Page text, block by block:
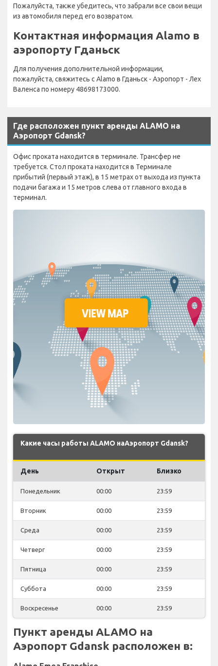
Пожалуйста, также убедитесь, что забрали все свои вещи
из автомобиля перед его возвратом.
Контактная информация Alamo в
аэропорту Гданьск
Для получения дополнительной информации,
пожалуйста, свяжитесь с Alamo в Гданьск - Аэропорт - Лех
Валенса по номеру 48698173000.
Где расположен пункт аренды ALAMO на
Аэропорт Gdansk?
Офис проката находится в терминале. Трансфер не
требуется. Стол проката находится в Терминале
прибытий (первый этаж), в 15 метрах от выхода из пункта
подачи багажа и 15 метров слева от главного входа в
терминал.
Какие часы работы ALAMO наАэропорт Gdansk?
День Открыт Близко
Понедельник 00:00 23:59
Вторник 00:00 23:59
Среда 00:00 23:59
Четверг 00:00 23:59
Пятница 00:00 23:59
Суббота 00:00 23:59
Воскресенье 00:00 23:59
Пункт аренды ALAMO на
Аэропорт Gdansk расположен в: